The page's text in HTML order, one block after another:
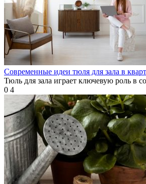
Современные идеи тюля для зала в
Тюль для зала играет ключевую роль в
0 4